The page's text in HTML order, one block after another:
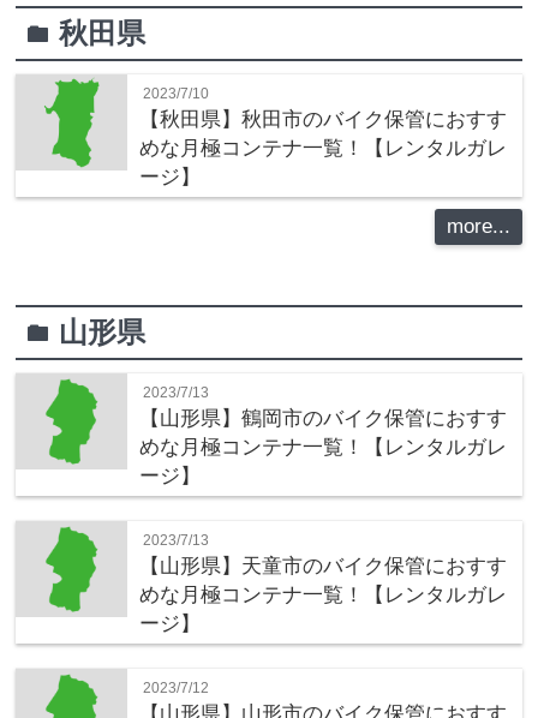
folder秋田県
2023/7/10
【秋田県】秋田市のバイク保管におすす
めな月極コンテナ一覧！【レンタルガレ
ージ】
more...
folder 山形県
2023/7/13
【山形県】鶴岡市のバイク保管におすす
めな月極コンテナ一覧！【レンタルガレ
ージ】
2023/7/13
【山形県】天童市のバイク保管におすす
めな月極コンテナ一覧！【レンタルガレ
ージ】
2023/7/12